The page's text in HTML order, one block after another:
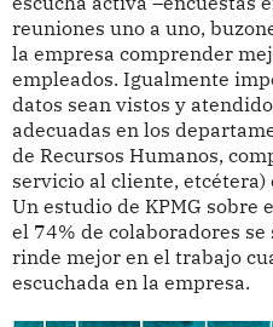
reuniones uno a uno,
la empresa comprender
empleados. Igualmente
datos sean vistos y
adecuadas en los
de Recursos Humanos,
servicio al cliente,
Un estudio de KPMG sobre
el 74% de colaboradores
rinde mejor en el trabajo
escuchada en la empresa.